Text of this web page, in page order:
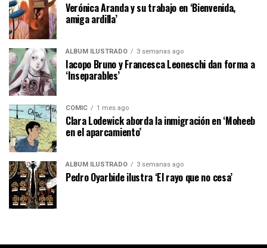
Verónica Aranda y su trabajo en ‘Bienvenida,
amiga ardilla’
ÁLBUM ILUSTRADO 3 semanas ago
Iacopo Bruno y Francesca Leoneschi dan forma a
‘Inseparables’
CÓMIC 1 mes ago
Clara Lodewick aborda la inmigración en ‘Moheeb
en el aparcamiento’
ÁLBUM ILUSTRADO 3 semanas ago
Pedro Oyarbide ilustra ‘El rayo que no cesa’